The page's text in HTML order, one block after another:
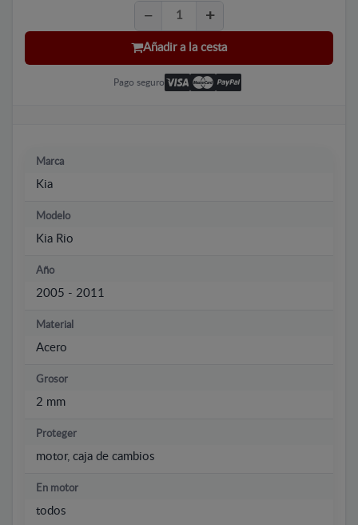
Añadir a la cesta
Pago seguro
Marca
Kia
Modelo
Kia Rio
Año
2005 - 2011
Material
Acero
Grosor
2 mm
Proteger
motor, caja de cambios
En motor
todos